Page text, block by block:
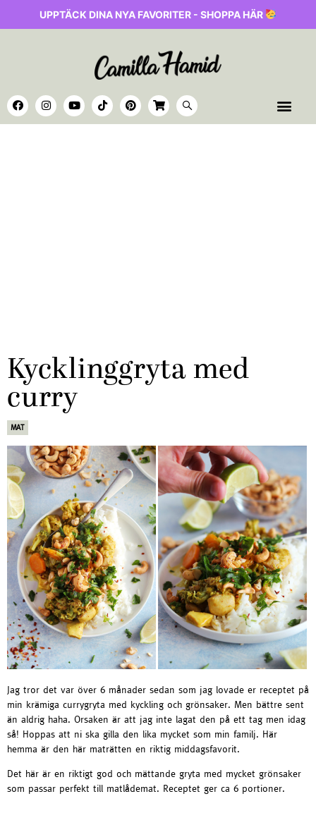
UPPTÄCK DINA NYA FAVORITER - SHOPPA HÄR
Kycklinggryta med
curry
MAT
Jag tror det var över 6 månader sedan som jag lovade er receptet på
min krämiga currygryta med kyckling och grönsaker. Men bättre sent
än aldrig haha. Orsaken är att jag inte lagat den på ett tag men idag
så! Hoppas att ni ska gilla den lika mycket som min familj. Här
hemma är den här maträtten en riktig middagsfavorit.
Det här är en riktigt god och mättande gryta med mycket grönsaker
som passar perfekt till matlådemat. Receptet ger ca 6 portioner.